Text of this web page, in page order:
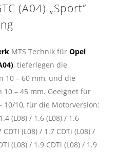
(A04) „Sport“
MTS Technik für Opel
, tieferlegen die
10 – 60 mm, und die
10 – 45 mm. Geeignet für
10/10, für die Motorversion:
(L08) / 1.6 (L08) / 1.6
(L08) / 1.7 CDTi (L08) /
(L08) / 1.9 CDTi (L08) / 1.9